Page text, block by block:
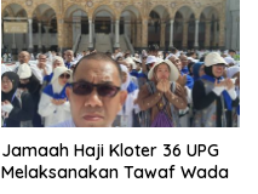
Jamaah Haji Kloter 36 UPG
Melaksanakan Tawaf Wada